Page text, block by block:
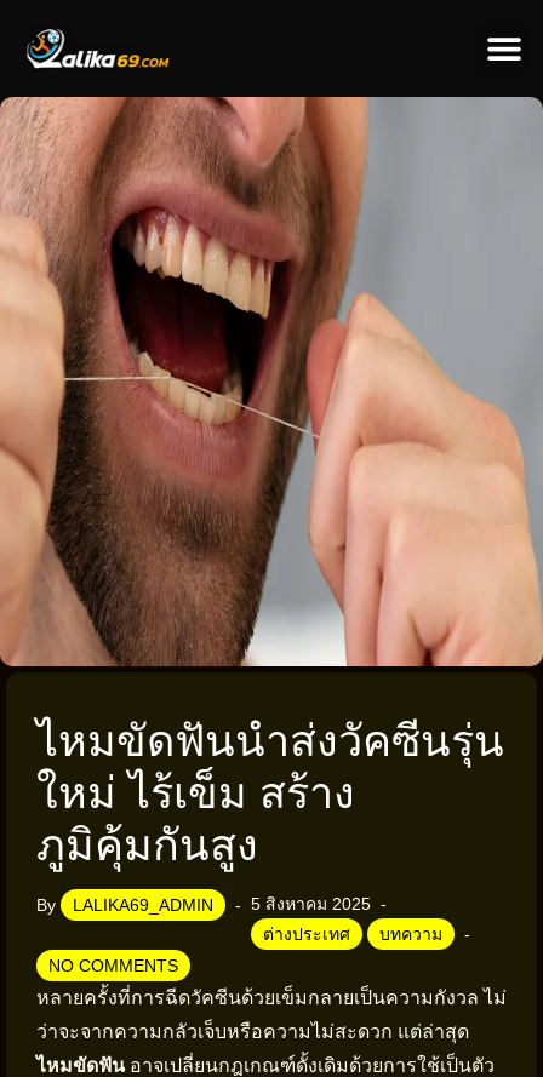
ไหมขัดฟันนำส่งวัคซีนรุ่น
ใหม่ ไร้เข็ม สร้าง
ภูมิคุ้มกันสูง
By LALIKA69_ADMIN
5 สิงหาคม 2025
ต่างประเทศ
บทความ
NO COMMENTS
หลายครั้งที่การฉีดวัคซีนด้วยเข็มกลายเป็นความกังวล ไม่
ว่าจะจากความกลัวเจ็บหรือความไม่สะดวก แต่ล่าสุด
ไหมขัดฟันอาจเปลี่ยนกฎเกณฑ์ดั้งเดิมด้วยการใช้เป็นตัว